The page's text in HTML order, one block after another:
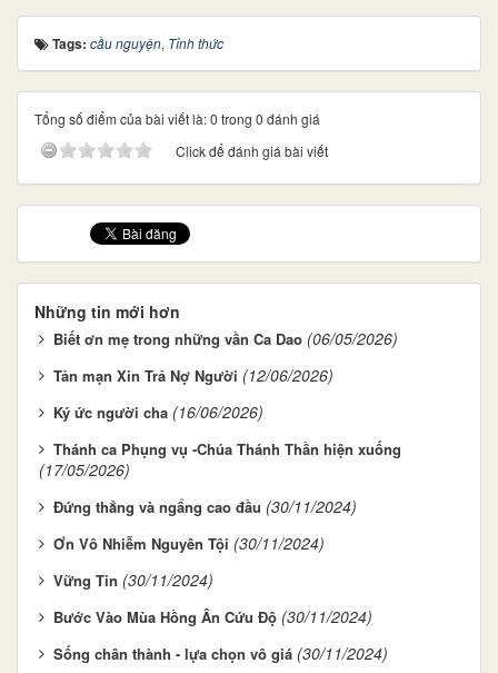
Tags: cầu nguyện, Tỉnh thức
Tổng số điểm của bài viết là: 0 trong 0 đánh giá
Click để đánh giá bài viết
Những tin mới hơn
Biết ơn mẹ trong những vần Ca Dao (06/05/2026)
Tản mạn Xin Trả Nợ Người (12/06/2026)
Ký ức người cha (16/06/2026)
Thánh ca Phụng vụ -Chúa Thánh Thần hiện xuống
(17/05/2026)
Đứng thẳng và ngẩng cao đầu (30/11/2024)
Ơn Vô Nhiễm Nguyên Tội (30/11/2024)
Vững Tin (30/11/2024)
Bước Vào Mùa Hồng Ân Cứu Độ (30/11/2024)
Sống chân thành - lựa chọn vô giá (30/11/2024)